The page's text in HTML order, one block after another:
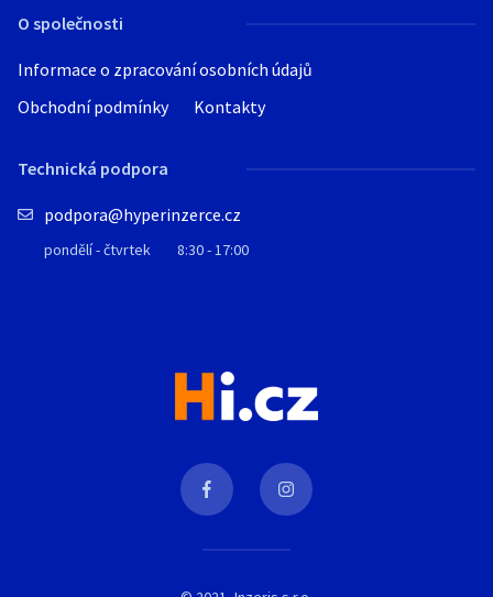
O společnosti
Informace o zpracování osobních údajů
Obchodní podmínky
Kontakty
Technická podpora
podpora@hyperinzerce.cz
pondělí - čtvrtek 8:30 - 17:00